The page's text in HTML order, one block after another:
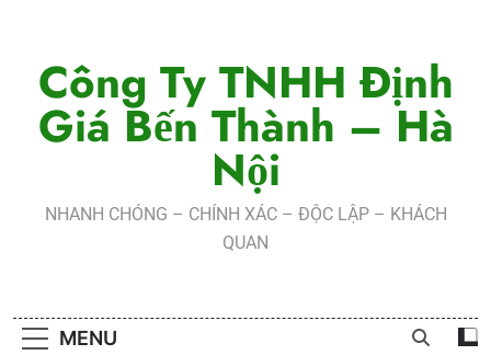
contentCông Ty TNHH Định
Giá Bến Thành – Hà
Nội
NHANH CHÓNG – CHÍNH XÁC – ĐỘC LẬP – KHÁCH
QUAN
MENU